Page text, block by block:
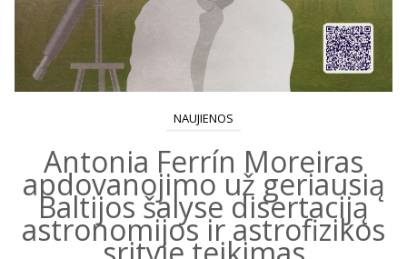
NAUJIENOS
Antonia Ferrín Moreiras
apdovanojimo už geriausią
Baltijos šalyse disertaciją
astronomijos ir astrofizikos